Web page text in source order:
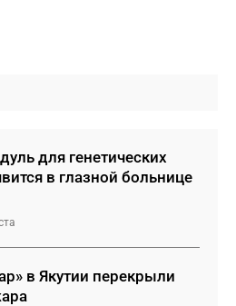
для генетических
в глазной больнице
в Якутии перекрыли